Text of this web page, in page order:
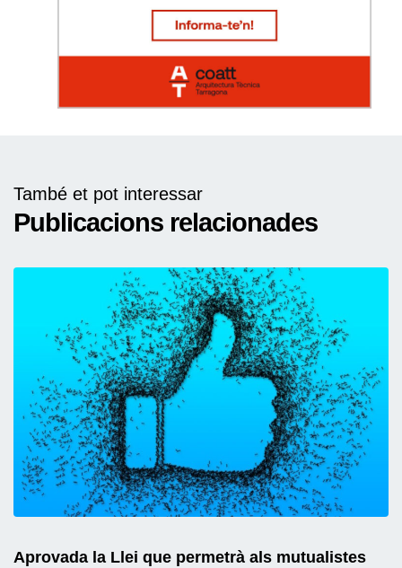
També et pot interessar
Publicacions relacionades
Aprovada la Llei que permetrà als mutualistes